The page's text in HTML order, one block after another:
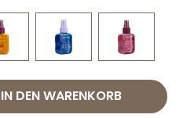
den
IN DEN WARENKORB